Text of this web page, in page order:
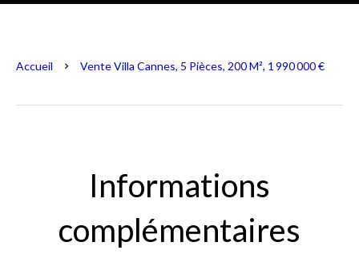
Accueil Vente Villa Cannes, 5 Pièces, 200 M², 1 990 000 €
Informations
complémentaires